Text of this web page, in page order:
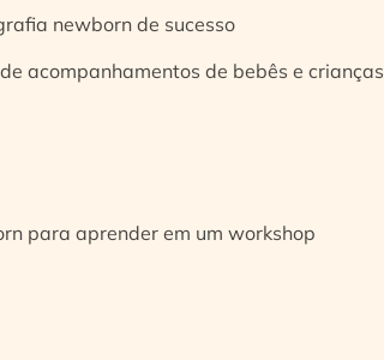
newborn de sucesso
acompanhamentos de bebês e crianças
para aprender em um workshop